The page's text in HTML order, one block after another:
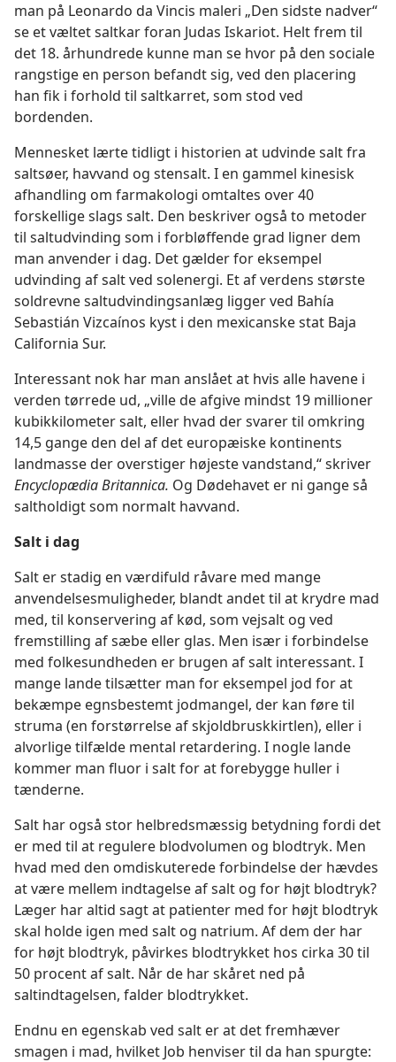
man på Leonardo da Vincis maleri „Den sidste nadver“
se et væltet saltkar foran Judas Iskariot. Helt frem til
det 18. århundrede kunne man se hvor på den sociale
rangstige en person befandt sig, ved den placering
han fik i forhold til saltkarret, som stod ved
bordenden.
Mennesket lærte tidligt i historien at udvinde salt fra
saltsøer, havvand og stensalt. I en gammel kinesisk
afhandling om farmakologi omtaltes over 40
forskellige slags salt. Den beskriver også to metoder
til saltudvinding som i forbløffende grad ligner dem
man anvender i dag. Det gælder for eksempel
udvinding af salt ved solenergi. Et af verdens største
soldrevne saltudvindingsanlæg ligger ved Bahía
Sebastián Vizcaínos kyst i den mexicanske stat Baja
California Sur.
Interessant nok har man anslået at hvis alle havene i
verden tørrede ud, „ville de afgive mindst 19 millioner
kubikkilometer salt, eller hvad der svarer til omkring
14,5 gange den del af det europæiske kontinents
landmasse der overstiger højeste vandstand,“ skriver
Encyclopædia Britannica. Og Dødehavet er ni gange så
saltholdigt som normalt havvand.
Salt i dag
Salt er stadig en værdifuld råvare med mange
anvendelsesmuligheder, blandt andet til at krydre mad
med, til konservering af kød, som vejsalt og ved
fremstilling af sæbe eller glas. Men især i forbindelse
med folkesundheden er brugen af salt interessant. I
mange lande tilsætter man for eksempel jod for at
bekæmpe egnsbestemt jodmangel, der kan føre til
struma (en forstørrelse af skjoldbruskkirtlen), eller i
alvorlige tilfælde mental retardering. I nogle lande
kommer man fluor i salt for at forebygge huller i
tænderne.
Salt har også stor helbredsmæssig betydning fordi det
er med til at regulere blodvolumen og blodtryk. Men
hvad med den omdiskuterede forbindelse der hævdes
at være mellem indtagelse af salt og for højt blodtryk?
Læger har altid sagt at patienter med for højt blodtryk
skal holde igen med salt og natrium. Af dem der har
for højt blodtryk, påvirkes blodtrykket hos cirka 30 til
50 procent af salt. Når de har skåret ned på
saltindtagelsen, falder blodtrykket.
Endnu en egenskab ved salt er at det fremhæver
smagen i mad, hvilket Job henviser til da han spurgte: